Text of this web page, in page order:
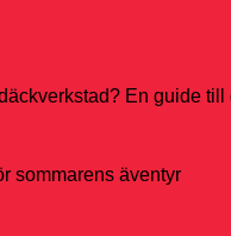
En guide
sommarens äventyr